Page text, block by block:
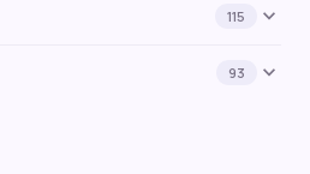
115 expand_more
93 expand_more